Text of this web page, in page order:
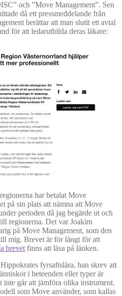
och ”Move Management”. Sen
då ett pressmeddelande från
berättar att man slutit ett avtal
för att ledarutbilda deras läkare:
har betalat Move
på sin plats att nämna att Move
perioden då jag begärde ut och
regionerna. Det var Joakim
på Move Management, som den
mig. Brevet är för långt för att
brevet finns att läsa på länken.
fyrsaftslära, han skrev att
i beteenden eller typer är
inte går att jämföra olika instrument.
som Move använder, som kallas